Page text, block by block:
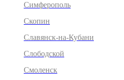
Симферополь
Скопин
Славянск-на-Кубани
Слободской
Смоленск